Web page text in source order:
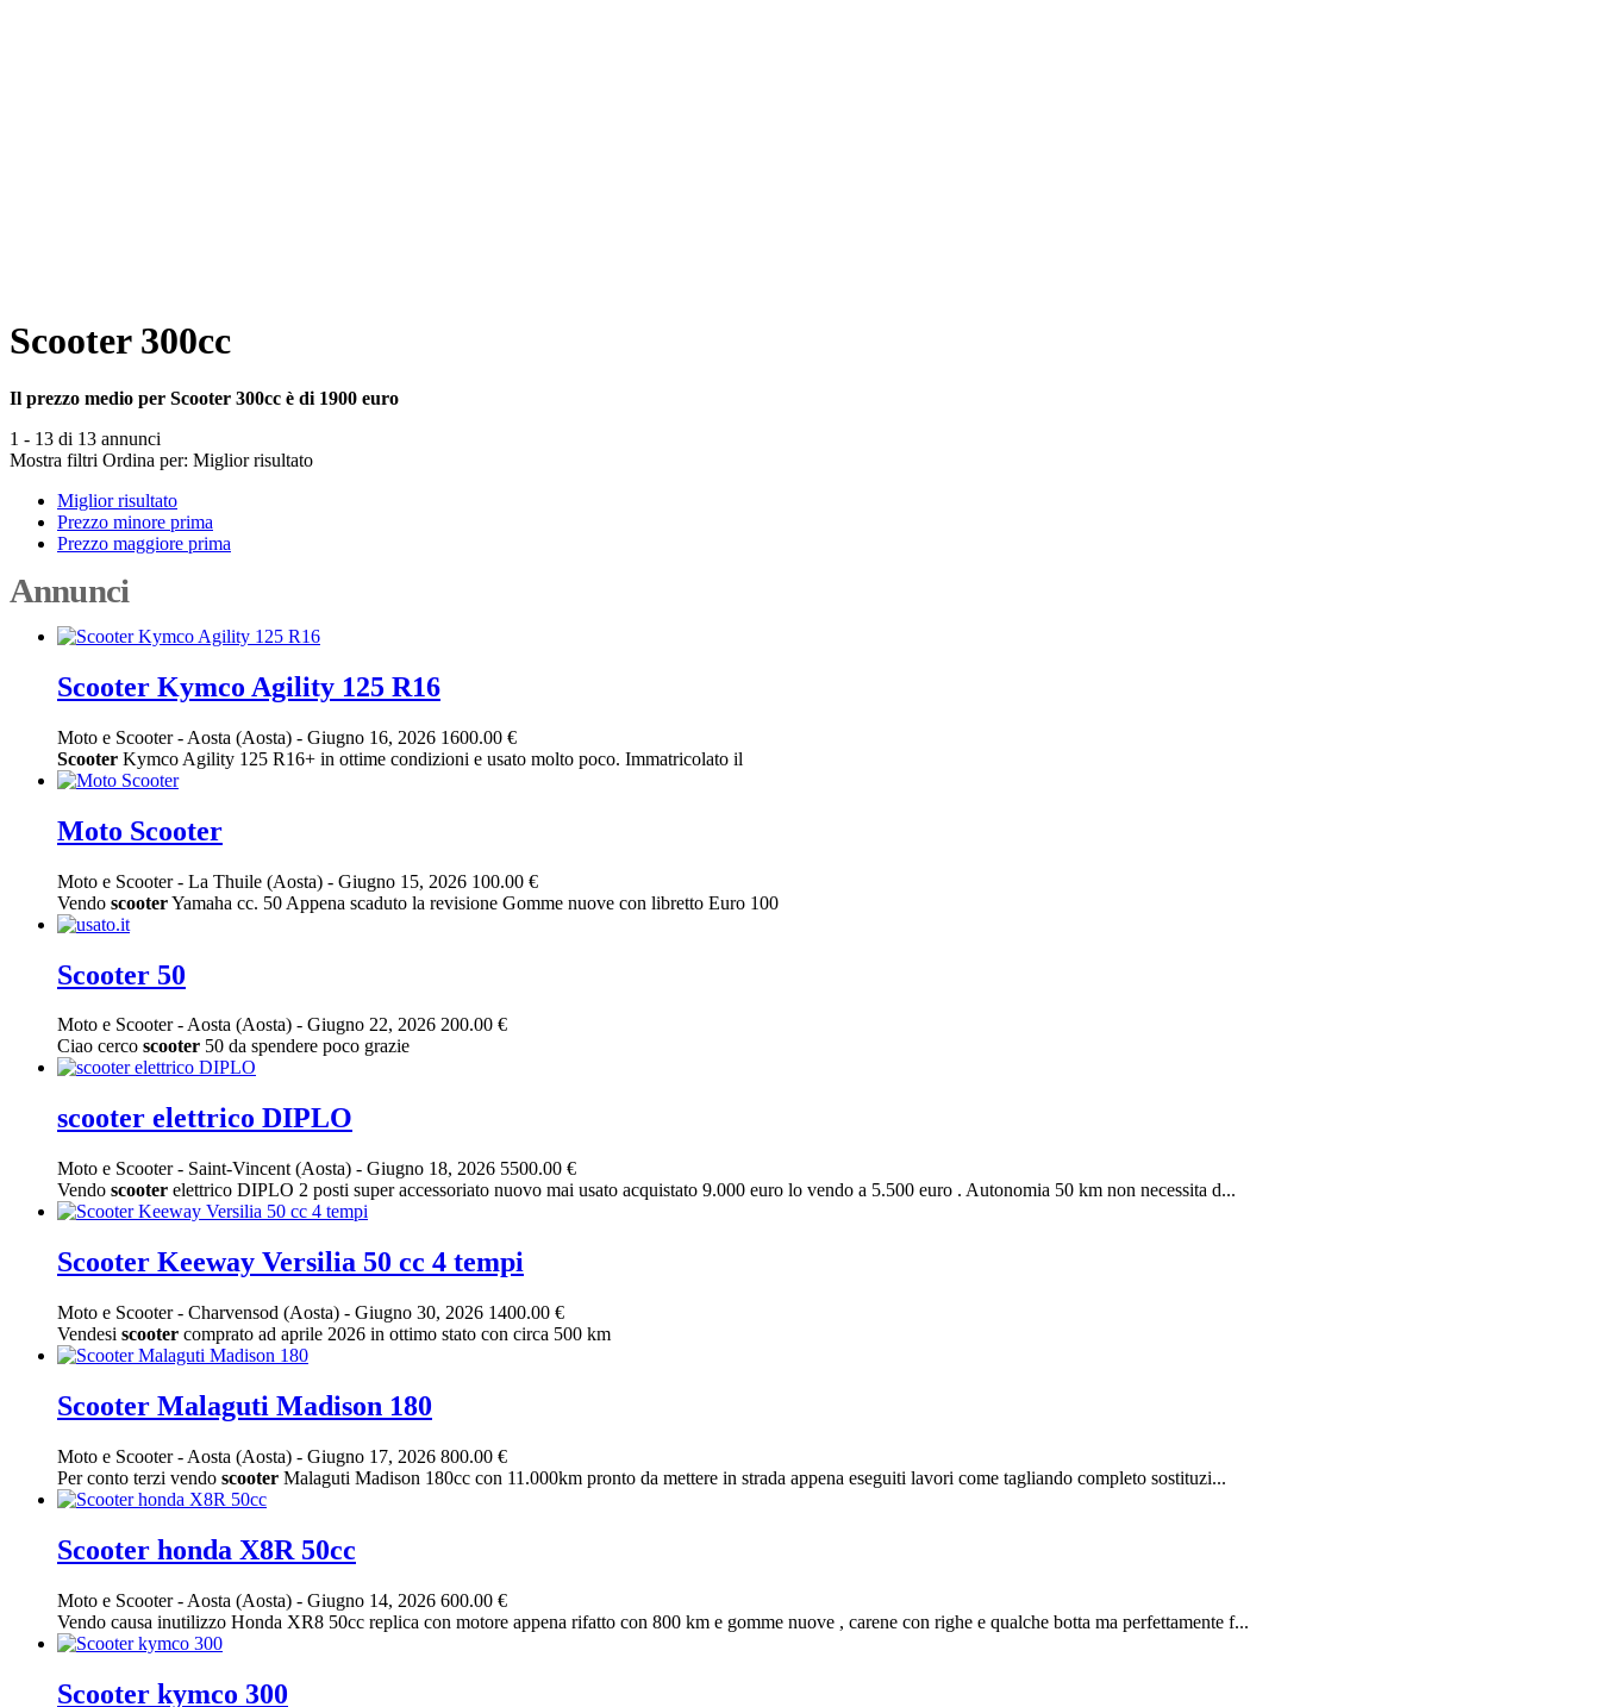
Scooter 300cc
Il prezzo medio per Scooter 300cc è di 1900 euro
1 - 13 di 13 annunci
Mostra filtri Ordina per: Miglior risultato
Miglior risultato
Prezzo minore prima
Prezzo maggiore prima
Annunci
Scooter Kymco Agility 125 R16
Moto e Scooter- Aosta (Aosta) - Giugno 16, 2026 1600.00 €
Scooter Kymco Agility 125 R16+ in ottime condizioni e usato molto poco. Immatricolato il
Moto Scooter
Moto e Scooter- La Thuile (Aosta) - Giugno 15, 2026 100.00 €
Vendo scooterYamaha cc. 50 Appena scaduto la revisione Gomme nuove con libretto Euro 100
Scooter 50
Moto e Scooter-Aosta (Aosta) - Giugno 22, 2026 200.00 €
Ciao cerco scooter 50 da spendere poco grazie
scooter elettrico DIPLO
Moto e Scooter- Saint-Vincent (Aosta) - Giugno 18, 2026 5500.00 €
Vendo scooter elettrico DIPLO 2 posti super accessoriato nuovo mai usato acquistato 9.000 euro lo vendo a 5.500 euro . Autonomia 50 km non necessita d...
Scooter Keeway Versilia 50 cc 4 tempi
Moto e Scooter- Charvensod (Aosta) - Giugno 30, 2026 1400.00 €
Vendesi scooter comprato ad aprile 2026 in ottimo stato con circa 500 km
Scooter Malaguti Madison 180
Moto e Scooter- Aosta (Aosta) - Giugno 17, 2026 800.00 €
Per conto terzi vendo scooter Malaguti Madison 180cc con 11.000km pronto da mettere in strada appena eseguiti lavori come tagliando completo sostituzi...
Scooter honda X8R 50cc
Moto e Scooter- Aosta (Aosta) - Giugno 14, 2026 600.00 €
Vendo causa inutilizzo Honda XR8 50cc replica con motore appena rifatto con 800 km e gomme nuove , carene con righe e qualche botta ma perfettamente f...
Scooter kymco 300